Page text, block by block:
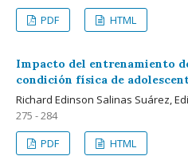
PDF
HTML
Impacto del entrenamiento
condición física de
Richard Edinson Salinas Suárez,
275 - 284
PDF
HTML